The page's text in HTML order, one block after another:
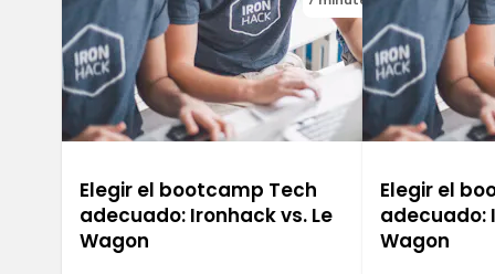
Elegir el bootcamp Tech
adecuado: Ironhack vs. Le
Wagon
Elegir el
adecuado:
Wagon